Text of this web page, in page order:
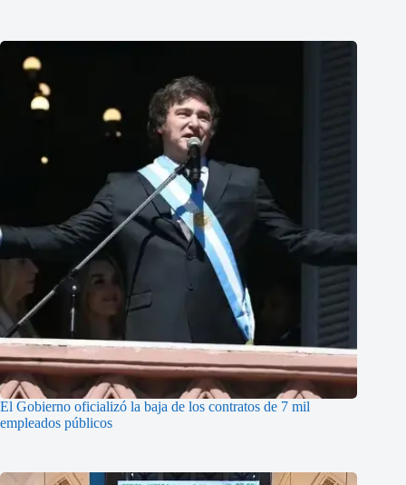
El Gobierno oficializó la baja de los contratos de 7 mil
empleados públicos